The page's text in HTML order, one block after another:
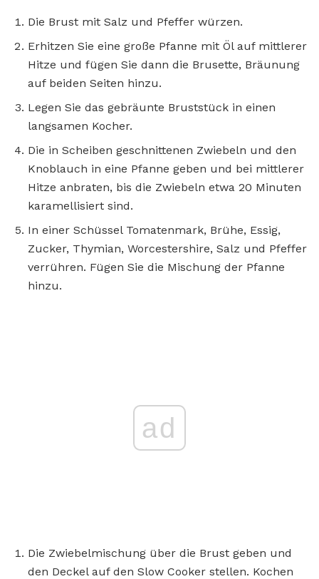
Die Brust mit Salz und Pfeffer würzen.
Erhitzen Sie eine große Pfanne mit Öl auf mittlerer
Hitze und fügen Sie dann die Brusette, Bräunung
auf beiden Seiten hinzu.
Legen Sie das gebräunte Bruststück in einen
langsamen Kocher.
Die in Scheiben geschnittenen Zwiebeln und den
Knoblauch in eine Pfanne geben und bei mittlerer
Hitze anbraten, bis die Zwiebeln etwa 20 Minuten
karamellisiert sind.
In einer Schüssel Tomatenmark, Brühe, Essig,
Zucker, Thymian, Worcestershire, Salz und Pfeffer
verrühren. Fügen Sie die Mischung der Pfanne
hinzu.
ad
Die Zwiebelmischung über die Brust geben und
den Deckel auf den Slow Cooker stellen. Kochen